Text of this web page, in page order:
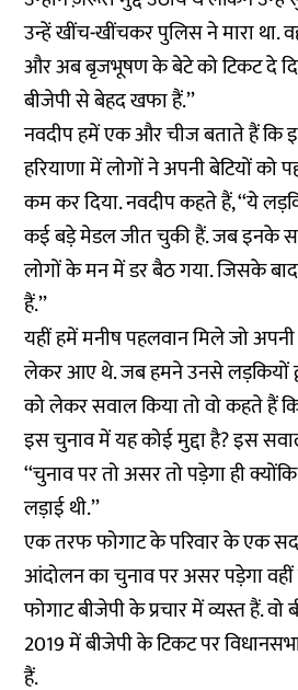
उन्हें खींच-खींचकर पुलिस ने मारा था.
और अब बृजभूषण के बेटे को टिकट दे
बीजेपी से बेहद खफा हैं.’’
नवदीप हमें एक और चीज बताते हैं
हरियाणा में लोगों ने अपनी बेटियों को
कम कर दिया. नवदीप कहते हैं, ‘‘ये
कई बड़े मेडल जीत चुकी हैं. जब इनके
लोगों के मन में डर बैठ गया. जिसके
हैं.’’
यहीं हमें मनीष पहलवान मिले जो
लेकर आए थे. जब हमने उनसे लड़कियों
को लेकर सवाल किया तो वो कहते हैं
इस चुनाव में यह कोई मुद्दा है? इस
‘‘चुनाव पर तो असर तो पड़ेगा ही
लड़ाई थी.’’
एक तरफ फोगाट के परिवार के एक
आंदोलन का चुनाव पर असर पड़ेगा
फोगाट बीजेपी के प्रचार में व्यस्त हैं.
2019 में बीजेपी के टिकट पर
हैं.